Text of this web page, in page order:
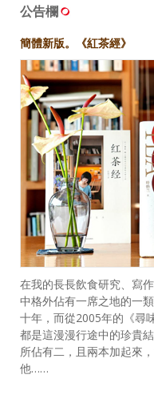
公告欄
簡體新版。《紅茶經》
在我的長長飲食研究、寫
中格外佔有一席之地的一
十年，而從2005年的《尋
都是這漫漫行途中的珍貴
所佔有二，且兩本加起來
他……